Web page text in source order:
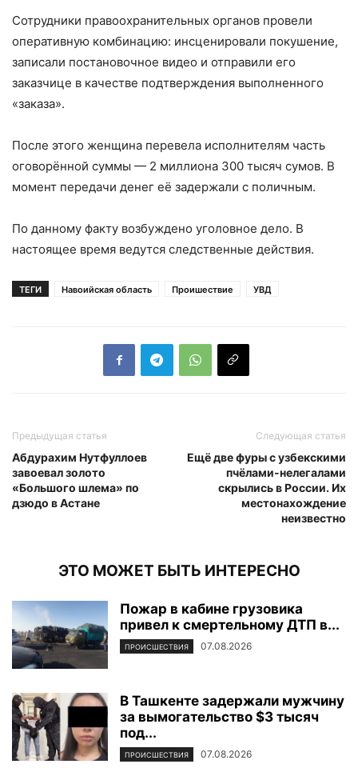
Сотрудники правоохранительных органов провели
оперативную комбинацию: инсценировали покушение,
записали постановочное видео и отправили его
заказчице в качестве подтверждения выполненного
«заказа».
После этого женщина перевела исполнителям часть
оговорённой суммы — 2 миллиона 300 тысяч сумов. В
момент передачи денег её задержали с поличным.
По данному факту возбуждено уголовное дело. В
настоящее время ведутся следственные действия.
ТЕГИ Навоийская область Проишествие УВД
Предыдущая статья
Абдурахим Нутфуллоев
завоевал золото
«Большого шлема» по
дзюдо в Астане
Следующая статья
Ещё две фуры с узбекскими
пчёлами-нелегалами
скрылись в России. Их
местонахождение
неизвестно
ЭТО МОЖЕТ БЫТЬ ИНТЕРЕСНО
Пожар в кабине грузовика
привел к смертельному ДТП в...
ПРОИСШЕСТВИЯ 07.08.2026
В Ташкенте задержали мужчину
за вымогательство $3 тысяч
под...
ПРОИСШЕСТВИЯ 07.08.2026